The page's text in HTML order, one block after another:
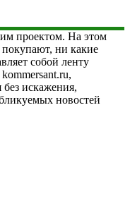
проектом. На этом
покупают, ни какие
собой ленту
искажения,
новостей